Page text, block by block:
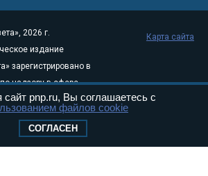
2026 г.
издание
зарегистрировано в
надзору в сфере
технологий и
(Роскомнадзор) 05
Эл № ФС77-
Карта сайта
сайт pnp.ru, Вы соглашаетесь с
файлов cookie
СОГЛАСЕН